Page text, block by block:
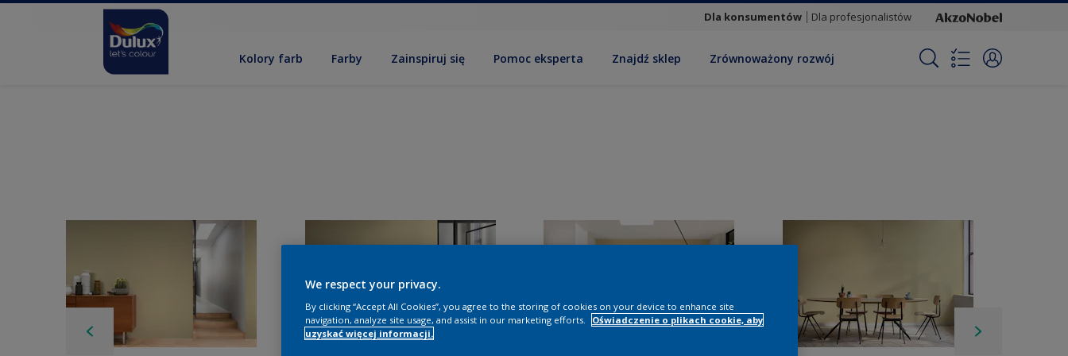
Dla konsumentów Dla profesjonalistów
Kolory farb Farby Zainspiruj się Pomoc eksperta Znajdź sklep Zrównoważony rozwój
We respect your privacy.
By clicking “Accept All Cookies”, you agree to the storing of cookies on your device to enhance site
navigation, analyze site usage, and assist in our marketing efforts.
Oświadczenie o plikach cookie, aby
uzyskać więcej informacji.